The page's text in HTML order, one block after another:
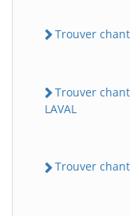
Trouver
Trouver
LAVAL
Trouver